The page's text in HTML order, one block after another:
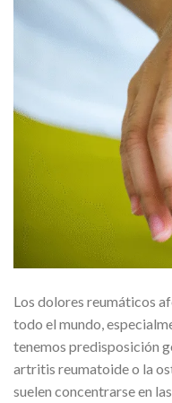
Los dolores reumáticos
todo el mundo,
tenemos predisposición
artritis reumatoide o la
suelen concentrarse en